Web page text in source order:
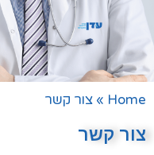
Home
» צור קשר
צור קשר